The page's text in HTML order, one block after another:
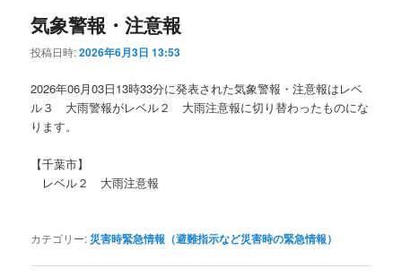
気象警報・注意報
投稿日時:2026年6月3日 13:53
2026年06月03日13時33分に発表された気象警報・注意報はレベ
ル３ 大雨警報がレベル２ 大雨注意報に切り替わったものにな
ります。
【千葉市】
レベル２ 大雨注意報
カテゴリー: 災害時緊急情報（避難指示など災害時の緊急情報）